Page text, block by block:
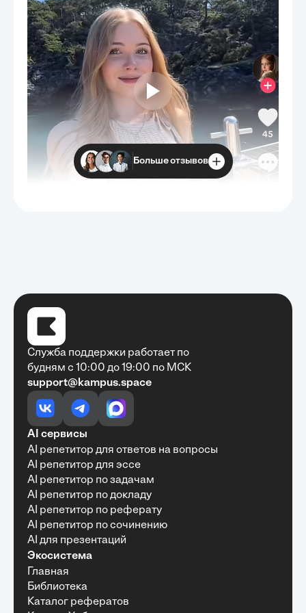
комплексного анализа всех предыдущих факторов,
включая историческое развитие, международные
рынки и внешние воздействия, были разработаны
конкретные рекомендации по оптимизации
международных стратегий компании. Целью данной
главы было не только выявить проблемные
области в таможенном регулировании, но и
предложить практические решения, направленные
на повышение эффективности и
конкурентоспособности компании. Таким образом,
глава синтезировала полученные знания и
предложила пути дальнейшего развития,
обеспечивая практическую ценность исследования.
Очень быстро, недорого, качественно,
доступно
Алексей Антонов•27 мая, 2025
Обучение с Кампус Хаб — очень экономит
полезной информации. Рекомендую ...
Рекомендую Кампус АИ всем, кто хочет
учиться эффективно и с комфортом
Марина Щербакова
Пользуюсь сайтом Кампус АИ уже несколько
месяцев и хочу отметить высокий уровень
удобства и информативности. Платформа
отлично подходит как для самостоятельного
Больше отзывов
Служба поддержки работает по
будням с 10:00 до 19:00 по МСК
support@kampus.space
AI сервисы
AI репетитор для ответов на вопросы
AI репетитор для эссе
AI репетитор по задачам
AI репетитор по докладу
AI репетитор по реферату
AI репетитор по сочинению
AI для презентаций
Экосистема
Главная
Библиотека
Каталог рефератов